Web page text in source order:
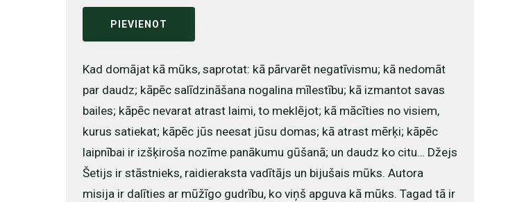
PIEVIENOT
Kad domājat kā mūks, saprotat: kā pārvarēt negatīvismu; kā nedomāt
par daudz; kāpēc salīdzināšana nogalina mīlestību; kā izmantot savas
bailes; kāpēc nevarat atrast laimi, to meklējot; kā mācīties no visiem,
kurus satiekat; kāpēc jūs neesat jūsu domas; kā atrast mērķi; kāpēc
laipnībai ir izšķiroša nozīme panākumu gūšanā; un daudz ko citu… Džejs
Šetijs ir stāstnieks, raidieraksta vadītājs un bijušais mūks. Autora
misija ir dalīties ar mūžīgo gudrību, ko viņš apguva kā mūks. Tagad tā ir